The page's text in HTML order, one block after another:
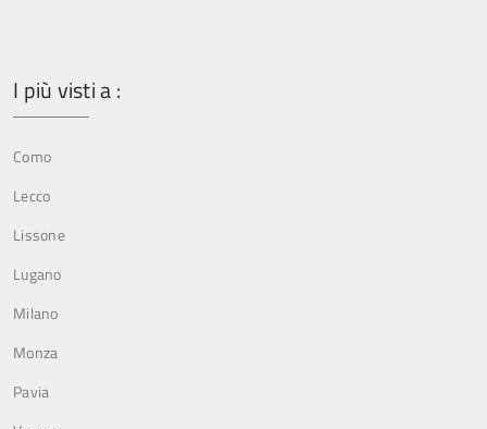
I più visti a :
Como
Lecco
Lissone
Lugano
Milano
Monza
Pavia